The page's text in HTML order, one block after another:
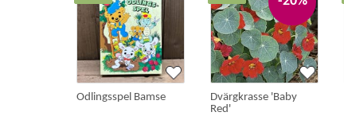
Odlingsspel Bamse
Dvärgkrasse 'Baby
Red'